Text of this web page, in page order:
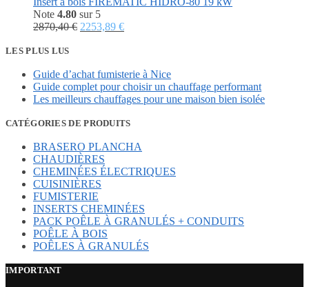
2595,60 €.
Note 4.80 sur 5
2870,40€ Le
2870,40 €.
2253,89 €Le
2253,89 €.
LES PLUS LUS
Guide d’achat fumisterie à Nice
Guide complet pour choisir un chauffage performant
Les meilleurs chauffages pour une maison bien isolée
CATÉGORIES DE PRODUITS
BRASERO PLANCHA
CHAUDIÈRES
CHEMINÉES ÉLECTRIQUES
CUISINIÈRES
FUMISTERIE
INSERTS CHEMINÉES
PACK POÊLE À GRANULÉS + CONDUITS
POÊLE À BOIS
POÊLES À GRANULÉS
IMPORTANT